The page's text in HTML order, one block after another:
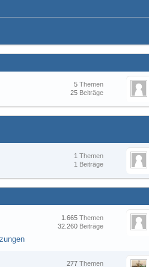
Themen
5
Beiträge
25
Themen
1
Beiträge
1
Themen
1.665
Beiträge
32.260
Themen
277